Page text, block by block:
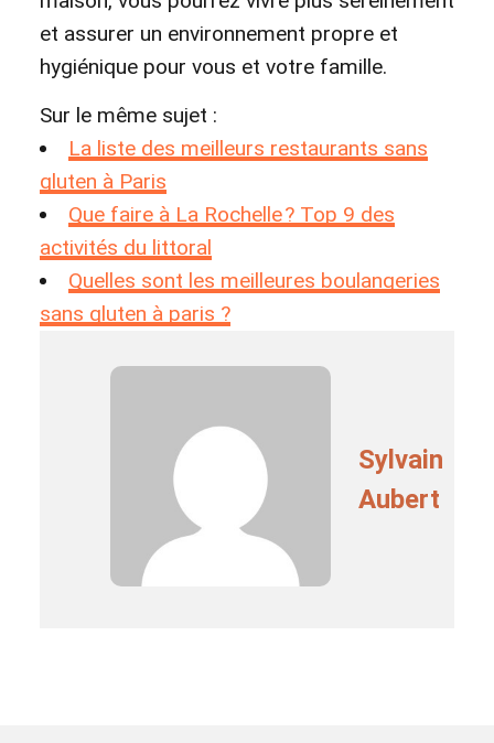
et assurer un environnement propre et
hygiénique pour vous et votre famille.
Sur le même sujet :
La liste des meilleurs restaurants sans
gluten à Paris
Que faire à La Rochelle ? Top 9 des
activités du littoral
Quelles sont les meilleures boulangeries
sans gluten à paris ?
Sylvain
Aubert